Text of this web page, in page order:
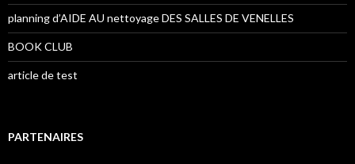
planning d’AIDE AU nettoyage DES SALLES DE VENELLES
BOOK CLUB
article de test
PARTENAIRES